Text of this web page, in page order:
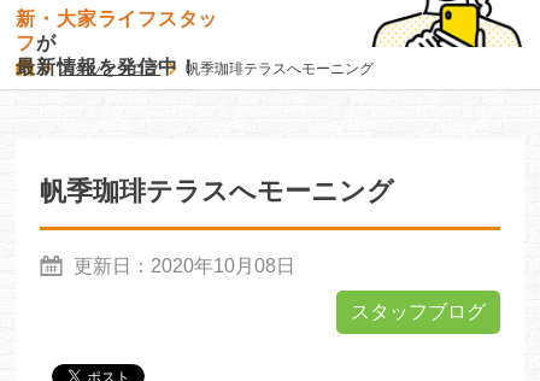
新・大家ライフスタッ
フが
最新情報を発信中！
スタッフブログ 帆季珈琲テラスへモーニング
帆季珈琲テラスへモーニング
更新日： 2020年10月08日
スタッフブログ